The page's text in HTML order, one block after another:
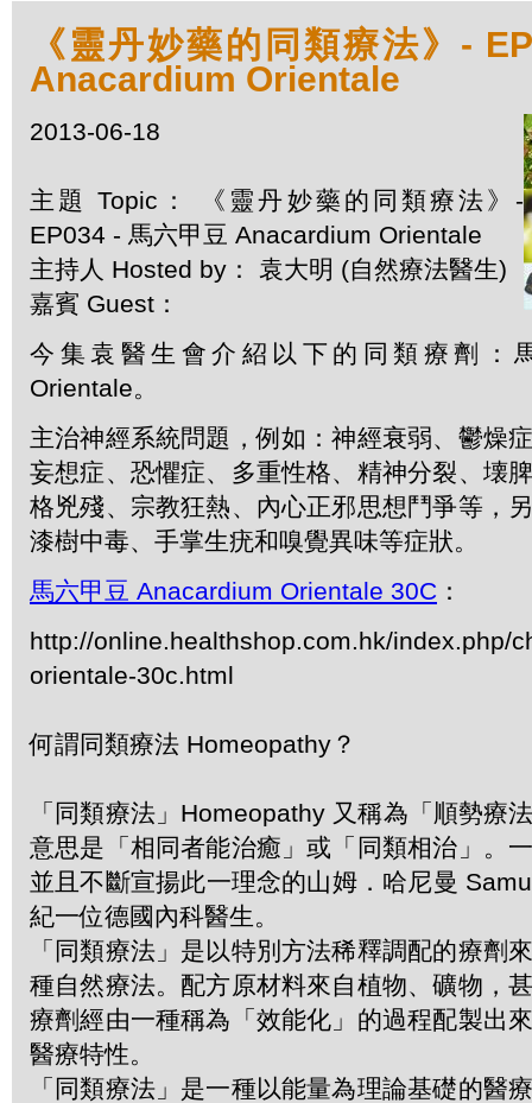
《靈丹妙藥的同類療法》-
Anacardium Orientale
2013-06-18
主題 Topic： 《靈丹妙藥的同類療法》-
EP034 - 馬六甲豆 Anacardium Orientale
主持人 Hosted by： 袁大明 (自然療法醫生)
嘉賓 Guest：
今集袁醫生會介紹以下的同類療劑：
Orientale。
主治神經系統問題，例如：神經衰弱、鬱燥
妄想症、恐懼症、多重性格、精神分裂、壊
格兇殘、宗教狂熱、內心正邪思想鬥爭等，
漆樹中毒、手掌生疣和嗅覺異味等症狀。
馬六甲豆 Anacardium Orientale 30C ：
http://online.healthshop.com.hk/index.php/
orientale-30c.html
何謂同類療法 Homeopathy？
「同類療法」Homeopathy 又稱為「順勢療
意思是「相同者能治癒」或「同類相治」。
並且不斷宣揚此一理念的山姆．哈尼曼
紀一位德國內科醫生。
「同類療法」是以特別方法稀釋調配的療劑
種自然療法。配方原材料來自植物、礦物，
療劑經由一種稱為「效能化」的過程配製出
醫療特性。
「同類療法」是一種以能量為理論基礎的醫